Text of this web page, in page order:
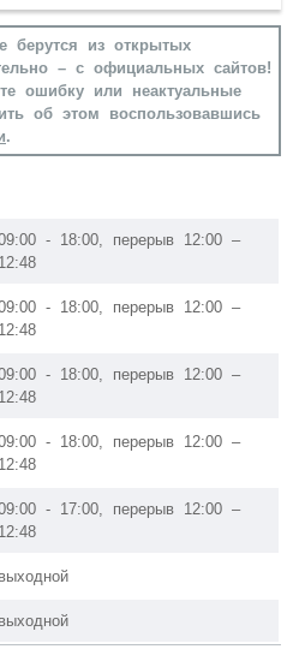
берутся из открытых
– с официальных сайтов!
ошибку или неактуальные
об этом воспользовавшись
.
- 18:00, перерыв 12:00 –
12:48
- 18:00, перерыв 12:00 –
12:48
- 18:00, перерыв 12:00 –
12:48
- 18:00, перерыв 12:00 –
12:48
- 17:00, перерыв 12:00 –
12:48
выходной
выходной